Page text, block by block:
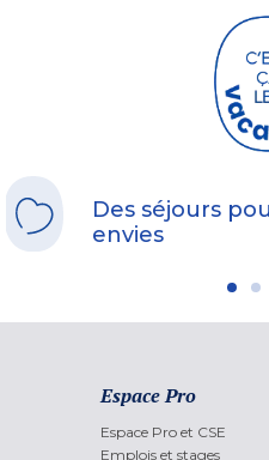
Des séjours
envies
Espace Pro
Espace Pro et CSE
Emplois et stages